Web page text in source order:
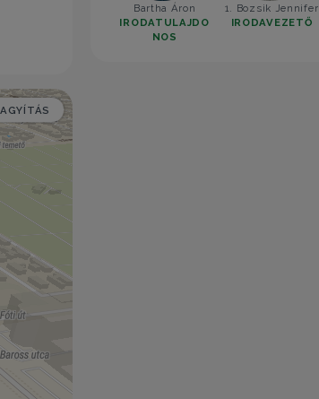
Bartha Áron
IRODATULAJDO
NOS
1. Bozsik Jennifer
IRODAVEZETŐ